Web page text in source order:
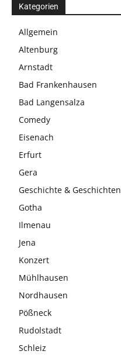
Kategorien
Allgemein
Altenburg
Arnstadt
Bad Frankenhausen
Bad Langensalza
Comedy
Eisenach
Erfurt
Gera
Geschichte & Geschichten
Gotha
Ilmenau
Jena
Konzert
Mühlhausen
Nordhausen
Pößneck
Rudolstadt
Schleiz